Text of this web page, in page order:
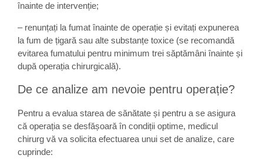
înainte de intervenție;
– renunțați la fumat înainte de operație și evitați expunerea
la fum de țigară sau alte substanțe toxice (se recomandă
evitarea fumatului pentru minimum trei săptămâni înainte și
după operația chirurgicală).
De ce analize am nevoie pentru operație?
Pentru a evalua starea de sănătate și pentru a se asigura
că operația se desfășoară în condiții optime, medicul
chirurg vă va solicita efectuarea unui set de analize, care
cuprinde: